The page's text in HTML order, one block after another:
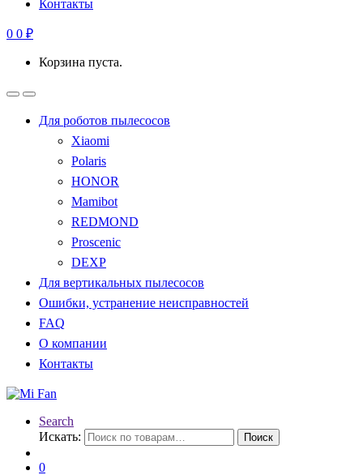
Контакты
0 0 ₽
Корзина пуста.
Для роботов пылесосов
Xiaomi
Polaris
HONOR
Mamibot
REDMOND
Proscenic
DEXP
Для вертикальных пылесосов
Ошибки, устранение неисправностей
FAQ
О компании
Контакты
Search
Искать:
Поиск
0